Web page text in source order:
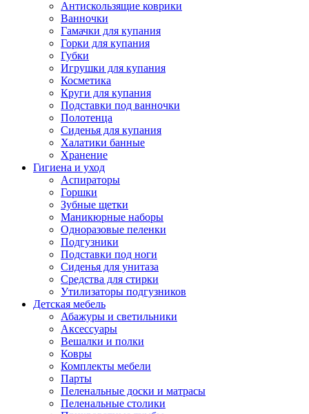
Антискользящие коврики
Ванночки
Гамачки для купания
Горки для купания
Губки
Игрушки для купания
Косметика
Круги для купания
Подставки под ванночки
Полотенца
Сиденья для купания
Халатики банные
Хранение
Гигиена и уход
Аспираторы
Горшки
Зубные щетки
Маникюрные наборы
Одноразовые пеленки
Подгузники
Подставки под ноги
Сиденья для унитаза
Средства для стирки
Утилизаторы подгузников
Детская мебель
Абажуры и светильники
Аксессуары
Вешалки и полки
Ковры
Комплекты мебели
Парты
Пеленальные доски и матрасы
Пеленальные столики